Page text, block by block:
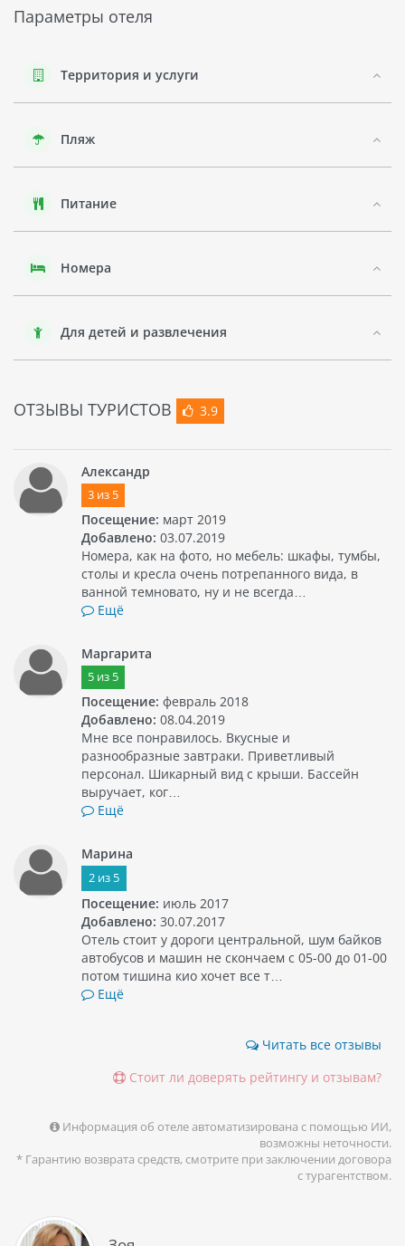
Отель также имеет большой бассейн и спа-центр, в
фитнес-центр и ресторан с богатым меню.
Гостям отеля также предлагается бесплатный Wi-Fi доступ
Нячанга или посещение других достопримечательностей
своими теплыми волнами и роскошными курортами.
Регион также известен своей флорой и фауной: здесь
которые являются уникальными для этого региона.
Параметры отеля
Территория и услуги
Пляж
Питание
Номера
Для детей и развлечения
ОТЗЫВЫ ТУРИСТОВ 3.9
Александр
3из 5
Посещение: март 2019
Добавлено: 03.07.2019
Номера, как на фото, но мебель: шкафы, тумбы,
столы и кресла очень потрепанного вида, в
ванной темновато, ну и не всегда…
Ещё
Маргарита
5из 5
Посещение: февраль 2018
Добавлено: 08.04.2019
Мне все понравилось. Вкусные и
разнообразные завтраки. Приветливый
персонал. Шикарный вид с крыши. Бассейн
выручает, ког…
Ещё
Марина
2из 5
Посещение: июль 2017
Добавлено: 30.07.2017
Отель стоит у дороги центральной, шум байков
автобусов и машин не скончаем с 05-00 до 01-00
потом тишина кио хочет все т…
Ещё
Читать все отзывы
Стоит ли доверять рейтингу и отзывам?
Информация об отеле автоматизирована с помощью ИИ,
возможны неточности.
* Гарантию возврата средств, смотрите при заключении договора
с турагентством.